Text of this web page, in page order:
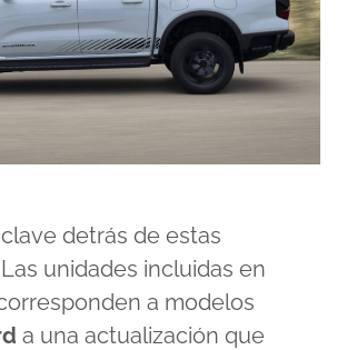
detrás de estas
unidades incluidas en
a modelos
a una actualización que